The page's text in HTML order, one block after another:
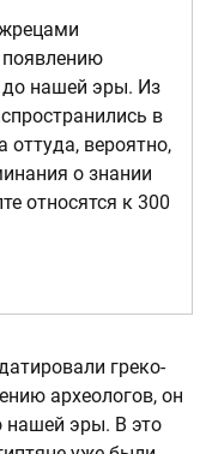
появлению
до нашей эры. Из
в
оттуда, вероятно,
о знании
относятся к 300
греко-
археологов, он
нашей эры. В это